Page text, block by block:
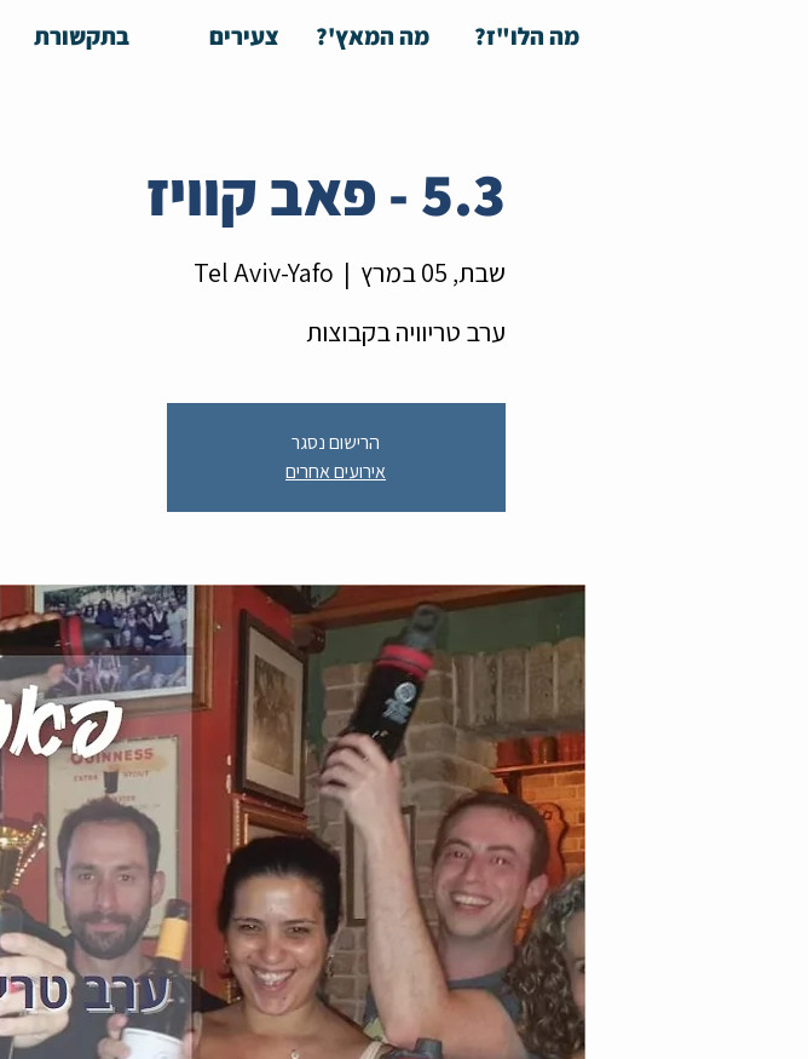
מה הלו"ז? מה המאץ'? צעירים בתקשורת
5.3 - פאב קוויז
שבת, 05 במרץ
  |
Tel Aviv-Yafo
ערב טריוויה בקבוצות
הרישום נסגר
אירועים אחרים